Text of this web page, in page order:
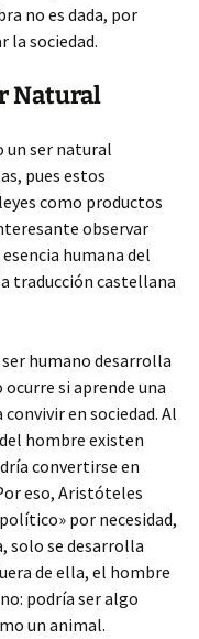
no es dada, por
la sociedad.
Natural
un ser natural
pues estos
como productos
observar
humana del
traducción castellana
humano desarrolla
si aprende una
en sociedad. Al
hombre existen
convertirse en
eso, Aristóteles
por necesidad,
solo se desarrolla
de ella, el hombre
podría ser algo
un animal.